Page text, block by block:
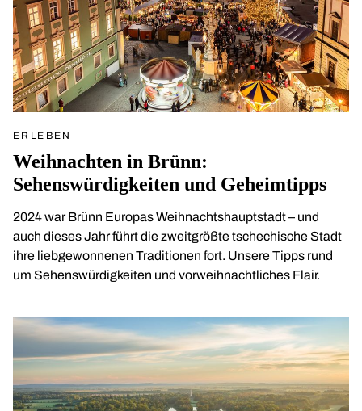
ERLEBEN
Weihnachten in Brünn:
Sehenswürdigkeiten und Geheimtipps
2024 war Brünn Europas Weihnachtshauptstadt – und
auch dieses Jahr führt die zweitgrößte tschechische Stadt
ihre liebgewonnenen Traditionen fort. Unsere Tipps rund
um Sehenswürdigkeiten und vorweihnachtliches Flair.